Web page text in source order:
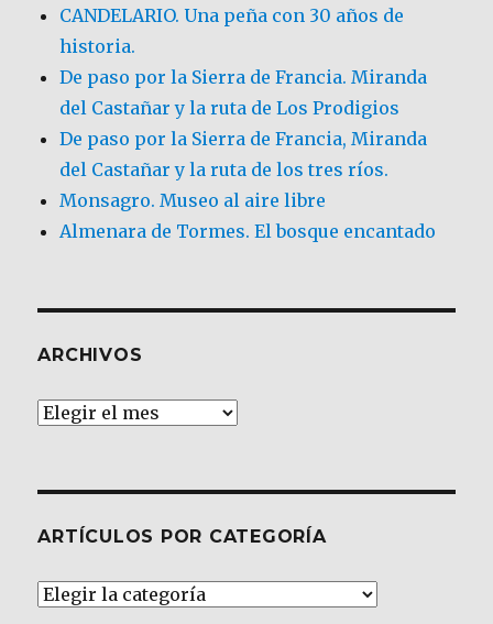
CANDELARIO. Una peña con 30 años de
historia.
De paso por la Sierra de Francia. Miranda
del Castañar y la ruta de Los Prodigios
De paso por la Sierra de Francia, Miranda
del Castañar y la ruta de los tres ríos.
Monsagro. Museo al aire libre
Almenara de Tormes. El bosque encantado
ARCHIVOS
Archivos
ARTÍCULOS POR CATEGORÍA
Artículos